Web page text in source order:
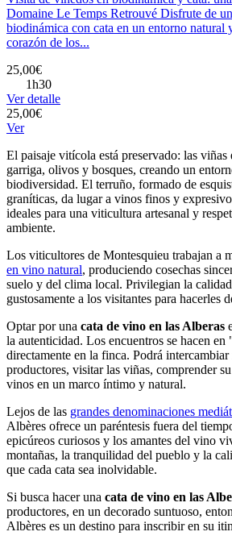
Domaine Le Temps Retrouvé Disfrute de
biodinámica con cata en un entorno natural
corazón de los...
25,00€
1h30
Ver detalle
25,00€
Ver
El paisaje vitícola está preservado: las viñas
garriga, olivos y bosques, creando un
biodiversidad. El terruño, formado de
graníticas, da lugar a vinos finos y
ideales para una viticultura artesanal y
ambiente.
Los viticultores de Montesquieu trabajan a
en vino natural, produciendo cosechas
suelo y del clima local. Privilegian la
gustosamente a los visitantes para hacerles
Optar por una cata de vino en las Alberas
la autenticidad. Los encuentros se hacen
directamente en la finca. Podrá
productores, visitar las viñas, comprender
vinos en un marco íntimo y natural.
Lejos de las grandes denominaciones
Albères ofrece un paréntesis fuera del
epicúreos curiosos y los amantes del vino
montañas, la tranquilidad del pueblo y la
que cada cata sea inolvidable.
Si busca hacer una cata de vino en las
productores, en un decorado suntuoso,
Albères es un destino para inscribir en su